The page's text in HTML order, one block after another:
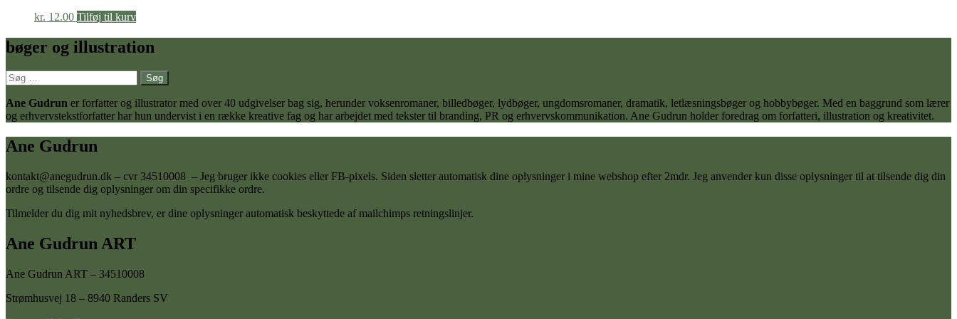
kr. 12.00 Tilføj til kurv
bøger og illustration
Søg
efter:
Ane Gudrun er forfatter og illustrator med over 40 udgivelser bag sig, herunder voksenromaner, billedbøger, lydbøger, ungdomsromaner, dramatik, letlæsningsbøger og hobbybøger. Med en baggrund som lærer
og erhvervstekstforfatter har hun undervist i en række kreative fag og har arbejdet med tekster til branding, PR og erhvervskommunikation. Ane Gudrun holder foredrag om forfatteri, illustration og kreativitet.
Ane Gudrun
kontakt@anegudrun.dk – cvr 34510008 – Jeg bruger ikke cookies eller FB-pixels. Siden sletter automatisk dine oplysninger i mine webshop efter 2mdr. Jeg anvender kun disse oplysninger til at tilsende dig din
ordre og tilsende dig oplysninger om din specifikke ordre.
Tilmelder du dig mit nyhedsbrev, er dine oplysninger automatisk beskyttede af mailchimps retningslinjer.
Ane Gudrun ART
Ane Gudrun ART – 34510008
Strømhusvej 18 – 8940 Randers SV